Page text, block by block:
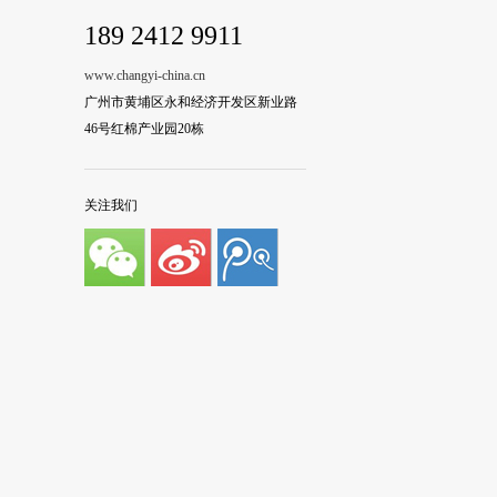
189 2412 9911
www.changyi-china.cn
广州市黄埔区永和经济开发区新业路
46号红棉产业园20栋
关注我们